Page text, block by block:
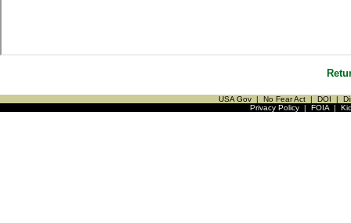
USA Gov | No Fear Act | DOI |
Privacy Policy| FOIA|